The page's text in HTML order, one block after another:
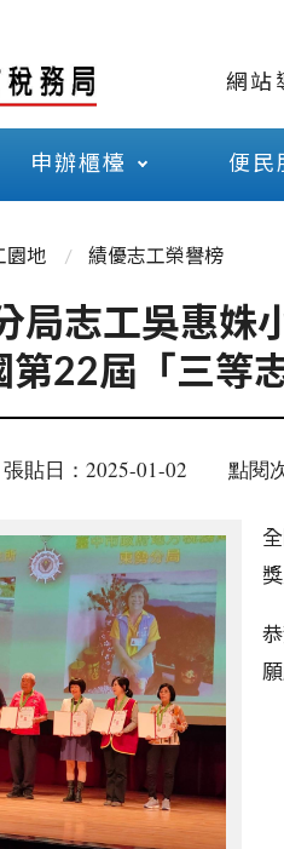
網站
申辦櫃檯 便民
園地 績優志工榮譽榜
局志工吳惠姝
第22屆「三等
張貼日：2025-01-02 點閱
獎